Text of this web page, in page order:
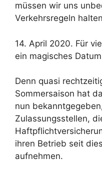
müssen wir uns
Verkehrsregeln
14. April 2020. Für
ein magisches
Denn quasi
Sommersaison hat
nun
Zulassungsstellen,
ihren Betrieb seit
aufnehmen.